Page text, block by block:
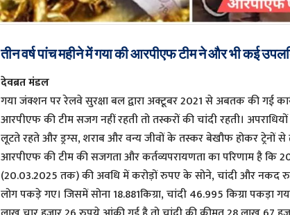
तीन वर्ष पांच महीने में गया की आरपीएफ टीम ने और भी कई
देवब्रत मंडल
गया जंक्शन पर रेलवे सुरक्षा बल द्वारा अक्टूबर 2021 से अबतक की गई
आरपीएफ की टीम सजग नहीं रहती तो तस्करों की चांदी रहती।
लूटते रहते और ड्रग्स, शराब और वन्य जीवों के तस्कर बेखौफ होकर ट्रेनों
आरपीएफ की टीम की सजगता और कर्तव्यपरायणता का परिणाम है कि
(20.03.2025 तक) की अवधि में करोड़ों रुपए के सोने, चांदी और नकद
लोग पकड़े गए। जिसमें सोना 18.881किग्रा, चांदी 46.995 किग्रा पकड़ा